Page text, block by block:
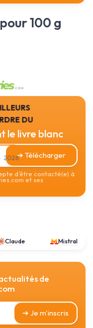
100 g
du
2026
le livre blanc
➔ Télécharger
d’être contacté(e) à
et ses
Claude Mistral
de
➔ Je m'inscris